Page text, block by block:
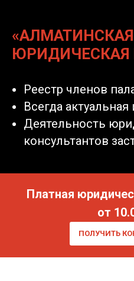
«АЛМАТИНСКАЯ
ЮРИДИЧЕСКАЯ
Реестр членов
Всегда
Деятельность
консультантов
Платная
от
ПОЛУЧИТЬ